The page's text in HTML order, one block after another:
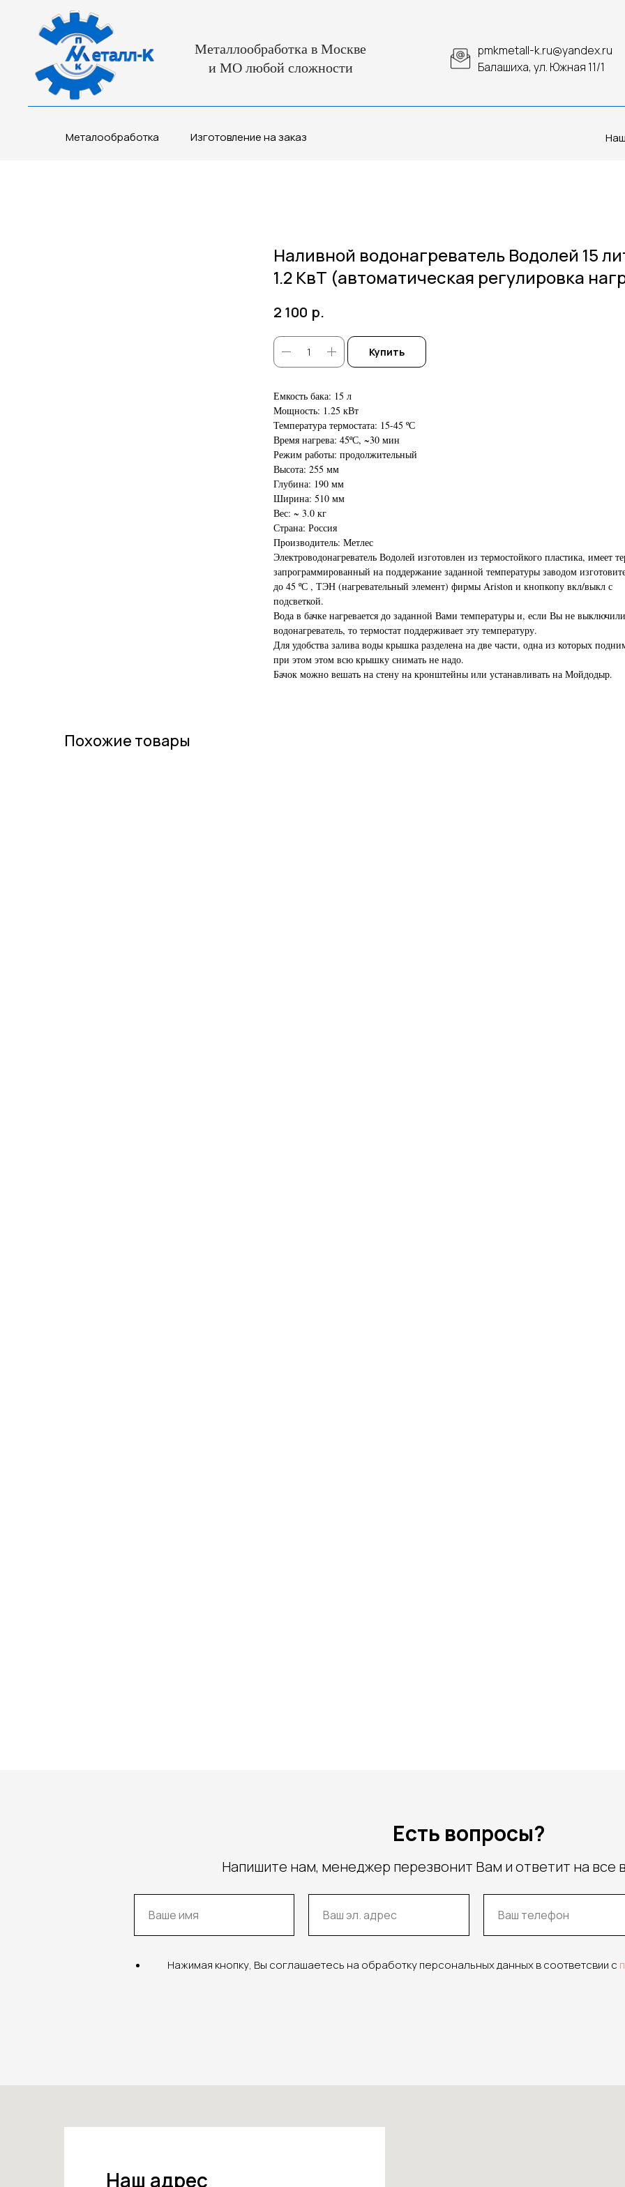
Металлообработка в Москве
и МО любой сложности
pmkmetall-k.ru@yandex.ru
Балашиха, ул. Южная 11/1
Изготовление на заказ
Металообработка
Наливной водонагреватель Водолей 15
1.2 КвТ (автоматическая регулировка
2 100 р.
Купить
Емкость бака: 15 л
Мощность: 1.25 кВт
Температура термостата: 15-45 ºС
Время нагрева: 45ºС, ~30 мин
Режим работы: продолжительный
Высота: 255 мм
Глубина: 190 мм
Ширина: 510 мм
Вес: ~ 3.0 кг
Страна: Россия
Производитель: Метлес
Электроводонагреватель Водолей изготовлен из термостойкого пластика, имеет
запрограммированный на поддержание заданной температуры заводом
до 45 ºС , ТЭН (нагревательный элемент) фирмы Ariston и кнопкопу вкл/выкл с
подсветкой.
Вода в бачке нагревается до заданной Вами температуры и, если Вы не выключили
водонагреватель, то термостат поддерживает эту температуру.
Для удобства залива воды крышка разделена на две части, одна из которых
при этом этом всю крышку снимать не надо.
Бачок можно вешать на стену на кронштейны или устанавливать на Мойдодыр.
Похожие товары
Есть вопросы?
Напишите нам, менеджер перезвонит Вам и ответит на все
Нажимая кнопку, Вы соглашаетесь на обработку персональных данных в соответсвии с
Наш адрес